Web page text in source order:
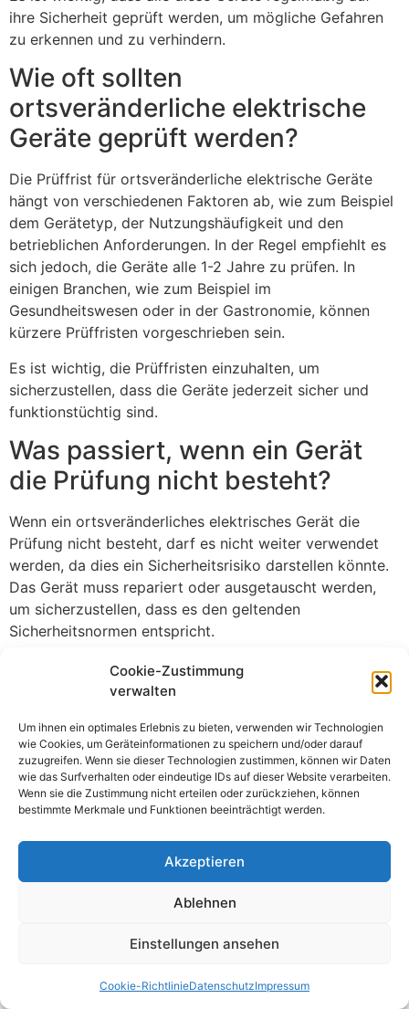
Cookie-Zustimmung
verwalten
Um ihnen ein optimales Erlebnis zu bieten, verwenden wir Technologien
wie Cookies, um Geräteinformationen zu speichern und/oder darauf
zuzugreifen. Wenn sie dieser Technologien zustimmen, können wir Daten
wie das Surfverhalten oder eindeutige IDs auf dieser Website verarbeiten.
Wenn sie die Zustimmung nicht erteilen oder zurückziehen, können
bestimmte Merkmale und Funktionen beeinträchtigt werden.
Akzeptieren
Ablehnen
Einstellungen ansehen
Cookie-RichtlinieDatenschutzImpressum
ihre Sicherheit geprüft werden, um mögliche Gefahren
zu erkennen und zu verhindern.
Wie oft sollten
ortsveränderliche elektrische
Geräte geprüft werden?
Die Prüffrist für ortsveränderliche elektrische Geräte
hängt von verschiedenen Faktoren ab, wie zum Beispiel
dem Gerätetyp, der Nutzungshäufigkeit und den
betrieblichen Anforderungen. In der Regel empfiehlt es
sich jedoch, die Geräte alle 1-2 Jahre zu prüfen. In
einigen Branchen, wie zum Beispiel im
Gesundheitswesen oder in der Gastronomie, können
kürzere Prüffristen vorgeschrieben sein.
Es ist wichtig, die Prüffristen einzuhalten, um
sicherzustellen, dass die Geräte jederzeit sicher und
funktionstüchtig sind.
Was passiert, wenn ein Gerät
die Prüfung nicht besteht?
Wenn ein ortsveränderliches elektrisches Gerät die
Prüfung nicht besteht, darf es nicht weiter verwendet
werden, da dies ein Sicherheitsrisiko darstellen könnte.
Das Gerät muss repariert oder ausgetauscht werden,
um sicherzustellen, dass es den geltenden
Sicherheitsnormen entspricht.
Nach der Reparatur oder dem Austausch sollte das
Gerät erneut geprüft werden, um sicherzustellen, dass
wichtig, um die Sicherheit der Benutzer zu
gewährleisten und Unfälle zu vermeiden.
Können ortsveränderliche
elektrische Geräte auch selbst
geprüft werden?
Die Prüfung ortsveränderlicher elektrischer Geräte
Regel von qualifizierten Prüfdienstleistern durchgeführt.
Geräte sachgemäß zu prüfen und die notwendigen